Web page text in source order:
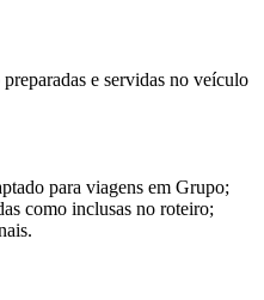
e servidas no veículo
para viagens em Grupo;
como inclusas no roteiro;